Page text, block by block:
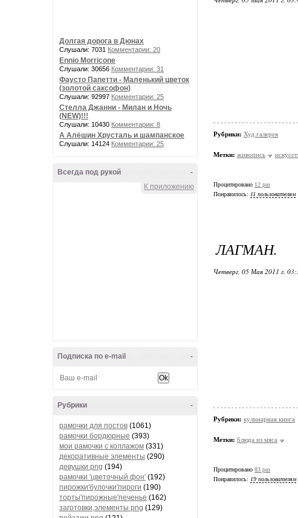
Долгая дорога в Дюнах
Слушали: 7031 Комментарии: 20
Ennio Morricone
Слушали: 30656 Комментарии: 31
Фаусто Папетти - Маленький цветок
(золотой саксофон)
Слушали: 92997 Комментарии: 25
Стелла Джанни - Милан и Ночь
(NEW)!!!
Слушали: 10430 Комментарии: 8
А Алёшин Хрусталь и шампанское
Слушали: 14124 Комментарии: 25
-
Всегда под рукой
К приложению
-
Подписка по e-mail
-
Рубрики
рамочки для постов (1061)
рамочки бордюрные (393)
мои рамочки с коллажом (331)
декоративные элементы (290)
девушки png (194)
рамочки 'цветочный фон' (192)
пирожки'булочки'пироги (190)
торты'пирожные'печенье (162)
заготовки,элементы png (129)
Рубрики: Худ.галерея
Метки: живопись
Процитировано 12 раз
Понравилось: 11 пользователям
ЛАГМАН.
Четверг, 05 Мая 2011 г.
Рубрики: кулинарная книга
Метки: блюда из мяса
Процитировано 83 раз
Понравилось: 19 пользователям